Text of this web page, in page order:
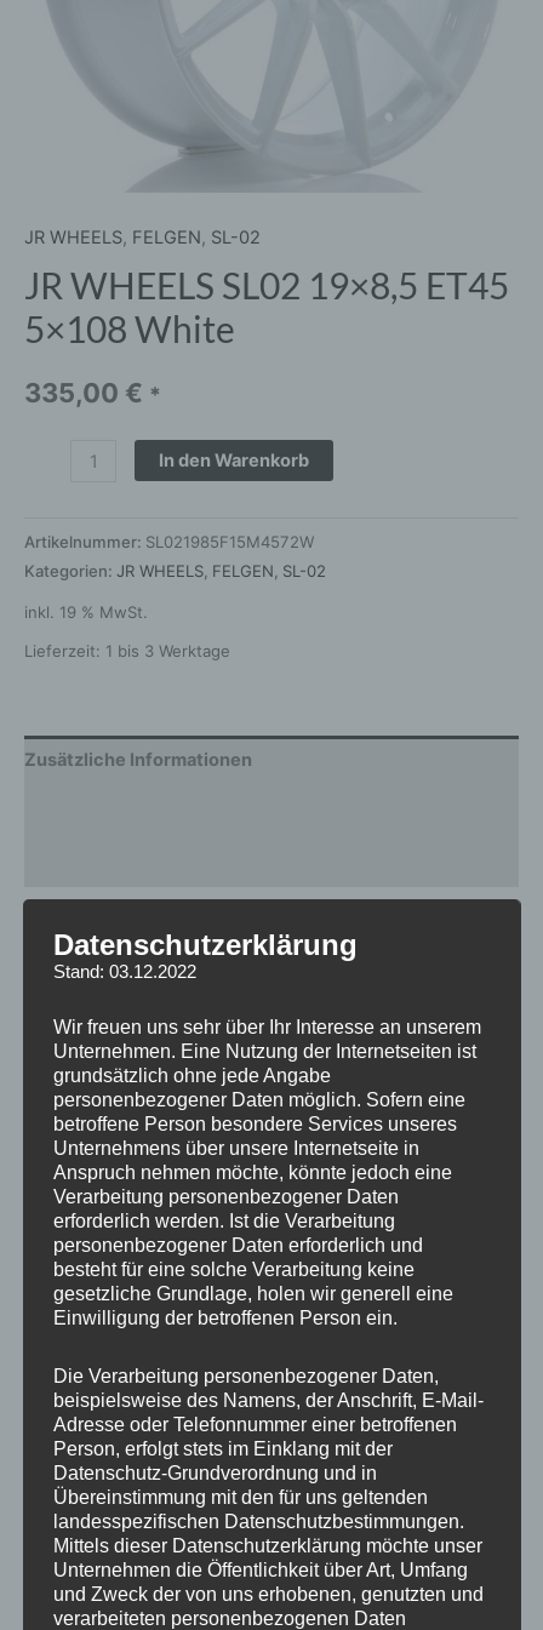
JR WHEELS, FELGEN, SL-02
JR WHEELS SL02 19×8,5 ET45
5×108 White
335,00 € *
In den Warenkorb
Artikelnummer: SL021985F15M4572W
Kategorien: JR WHEELS FELGEN SL-02
inkl. 19 % MwSt.
Lieferzeit: 1 bis 3 Werktage
Zusätzliche Informationen
Breite
Design SL-02
Durchmesser 19
ET 45
Fertigung Flow Forming
Hersteller JR WHEELS
Lochkreis 5×108
Hinweis
Lochzahl
Mittellochbohrung 72,6 mm
Nabenbohrung 72.6
PCD 108 mm
Traglast 690
Datenschutzerklärung
Stand: 03.12.2022
Wir freuen uns sehr über Ihr Interesse an unserem
Unternehmen. Eine Nutzung der Internetseiten ist
grundsätzlich ohne jede Angabe
personenbezogener Daten möglich. Sofern eine
betroffene Person besondere Services unseres
Unternehmens über unsere Internetseite in
Anspruch nehmen möchte, könnte jedoch eine
Verarbeitung personenbezogener Daten
erforderlich werden. Ist die Verarbeitung
personenbezogener Daten erforderlich und
besteht für eine solche Verarbeitung keine
gesetzliche Grundlage, holen wir generell eine
Einwilligung der betroffenen Person ein.
Die Verarbeitung personenbezogener Daten,
beispielsweise des Namens, der Anschrift, E-Mail-
Adresse oder Telefonnummer einer betroffenen
Person, erfolgt stets im Einklang mit der
Datenschutz-Grundverordnung und in
Übereinstimmung mit den für uns geltenden
landesspezifischen Datenschutzbestimmungen.
Mittels dieser Datenschutzerklärung möchte unser
Unternehmen die Öffentlichkeit über Art, Umfang
und Zweck der von uns erhobenen, genutzten und
verarbeiteten personenbezogenen Daten